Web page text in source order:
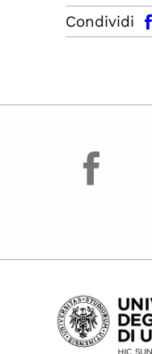
Condividi
facebook
facebook